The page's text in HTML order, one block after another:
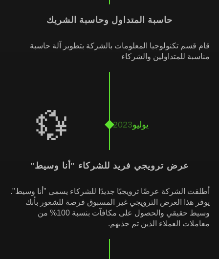
حاسبة المتداول وحاسبة الشريك
قام قسم تكنولوجيا المعلومات بالشركة بتطوير آلة حاسبة
مناسبة للمتداولين والشركاء
عرض ترويجي فريد للشركاء "أنا وسيط"
أطلقت الشركة عرضًا ترويجيًا جديدًا للشركاء يسمى "أنا وسيط".
يوفر هذا العرض الترويجي غير المسبوق فرصة للشعور بأنك
وسيط حقيقي والحصول على مكافآت بنسبة 100% من
معاملات العملاء الذين تم جذبهم.
يوليو2023
💱